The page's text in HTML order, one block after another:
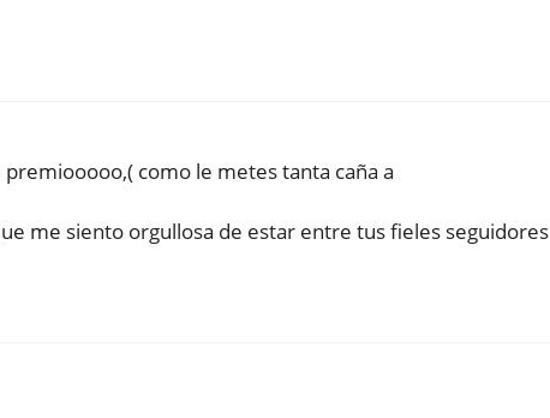
como le metes tanta caña a
me siento orgullosa de estar entre tus fieles seguidores